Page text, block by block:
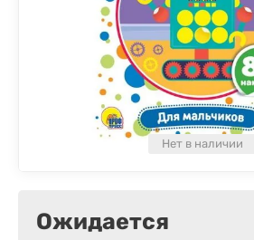
Нет в наличии
Ожидается